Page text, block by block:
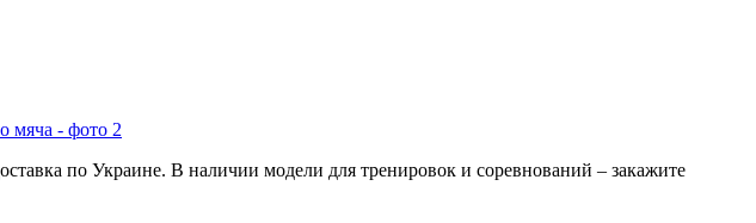
по Украине. В наличии модели для тренировок и соревнований – закажите